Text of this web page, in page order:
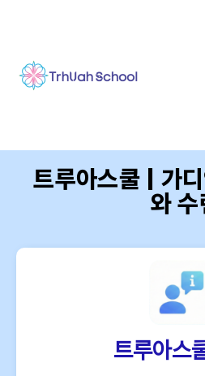
트루아스쿨 | 가
와 수
트루아스